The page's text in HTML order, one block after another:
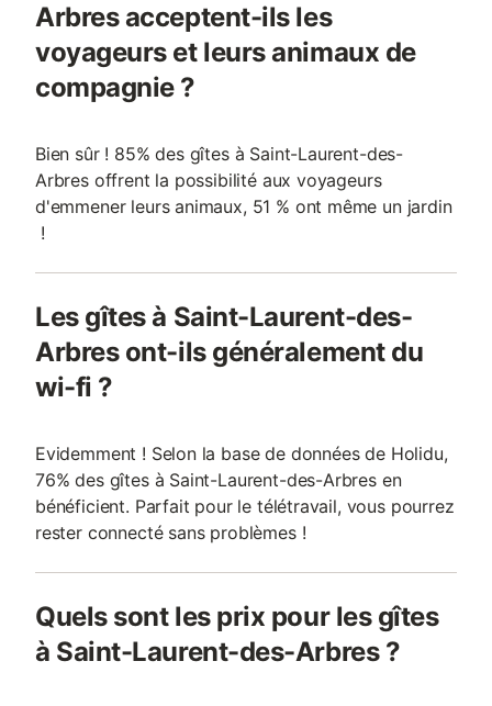
Arbres acceptent-ils les
voyageurs et leurs animaux de
compagnie ?
Bien sûr ! 85% des gîtes à Saint-Laurent-des-
Arbres offrent la possibilité aux voyageurs
d'emmener leurs animaux, 51 % ont même un jardin
!
Les gîtes à Saint-Laurent-des-
Arbres ont-ils généralement du
wi-fi ?
Evidemment ! Selon la base de données de Holidu,
76% des gîtes à Saint-Laurent-des-Arbres en
bénéficient. Parfait pour le télétravail, vous pourrez
rester connecté sans problèmes !
Quels sont les prix pour les gîtes
à Saint-Laurent-des-Arbres ?